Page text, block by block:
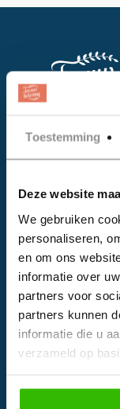
Toestemming
Deze website
We gebruiken
personaliseren,
en om ons
informatie over
partners voor
partners kunnen
informatie die u
verzameld op
EVENTS
Kalender
Bedrijven
Impressie